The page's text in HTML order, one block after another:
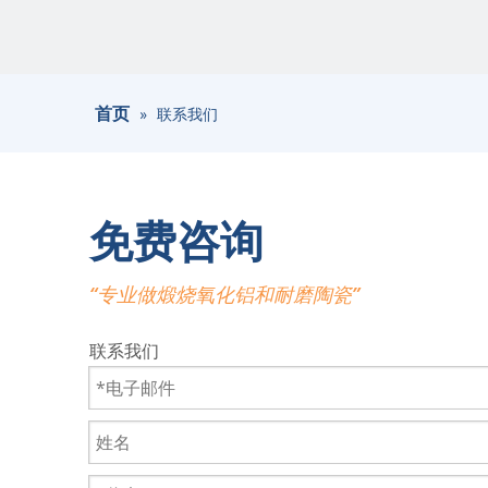
首页 » 联系我们
免费咨询
“专业做煅烧氧化铝和耐磨陶瓷”
联系我们